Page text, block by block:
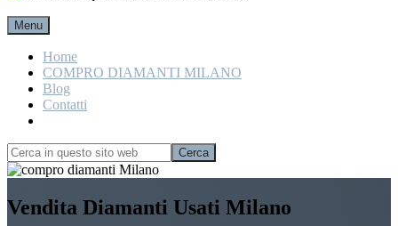
Menu
Home
COMPRO DIAMANTI MILANO
Blog
Contatti
Cerca
in
questo
sito
web
Hide
Vendita Diamanti Usati Milano
more